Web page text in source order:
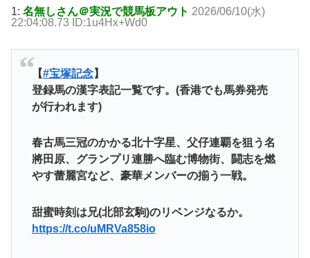
1: 名無しさん＠実況で競馬板アウト 2026/06/10(水)
22:04:08.73 ID:1u4Hx+Wd0
【#宝塚記念】
登録馬の漢字表記一覧です。(香港でも馬券発売
が行われます)
春古馬三冠のかかる北十字星、父仔連覇を狙う名
將田原、グランプリ連勝へ臨む博物街、闘志を燃
やす蕾麗宮など、豪華メンバーの揃う一戦。
甜蜜時刻は兄(北部玄駒)のリベンジなるか。
https://t.co/uMRVa858io